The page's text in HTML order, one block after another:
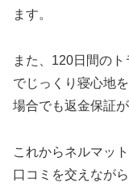
ます。
また、120日間の
でじっくり寝心地
場合でも返金保証
これからネルマッ
口コミを交えなが